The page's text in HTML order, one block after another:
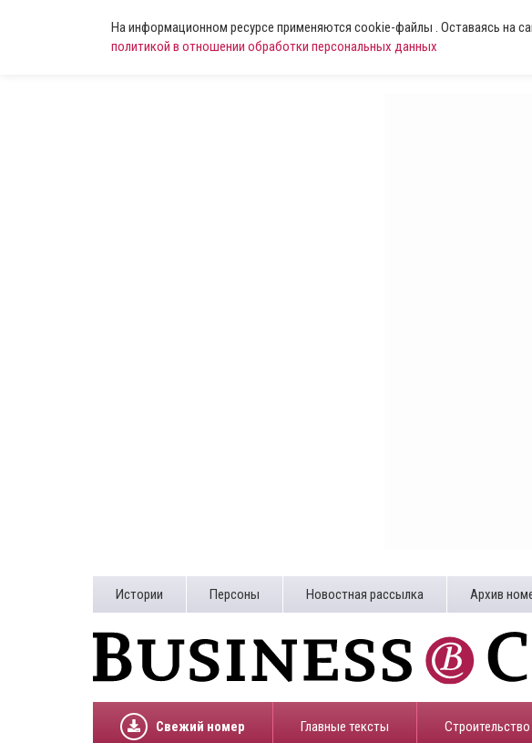
На информационном ресурсе применяются cookie-файлы . Оставаясь на
политикой в отношении обработки персональных данных
Истории Персоны Новостная рассылка Архив
Свежий номер Главные тексты